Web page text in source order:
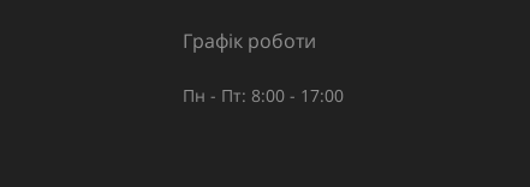
Графік роботи
Пн - Пт: 8:00 - 17:00